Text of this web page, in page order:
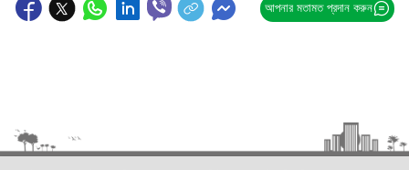
আপনার মতামত প্রদান করুন